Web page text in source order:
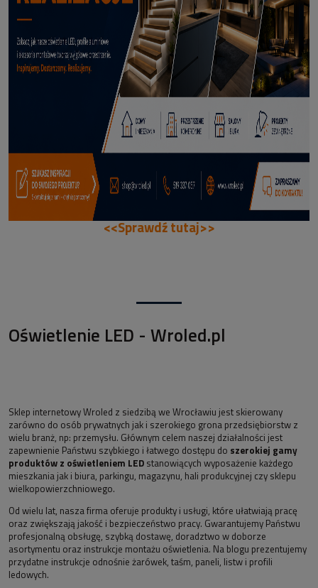
66,99 zł
DODAJ DO KOSZYKA
<<Sprawdź tutaj>>
Oświetlenie LED - Wroled.pl
Sklep internetowy Wroled z siedzibą we Wrocławiu jest skierowany
zarówno do osób prywatnych jak i szerokiego grona przedsiębiorstw z
wielu branż, np: przemysłu. Głównym celem naszej działalności jest
zapewnienie Państwu szybkiego i łatwego dostępu do szerokiej gamy
produktów z oświetleniem LED stanowiących wyposażenie każdego
mieszkania jak i biura, parkingu, magazynu, hali produkcyjnej czy sklepu
wielkopowierzchniowego.
Od wielu lat, nasza firma oferuje produkty i usługi, które ułatwiają pracę
oraz zwiększają jakość i bezpieczeństwo pracy. Gwarantujemy Państwu
profesjonalną obsługę, szybką dostawę, doradztwo w doborze
asortymentu oraz instrukcje montażu oświetlenia. Na blogu prezentujemy
przydatne instrukcje odnośnie żarówek, taśm, paneli, listw i profili
ledowych.